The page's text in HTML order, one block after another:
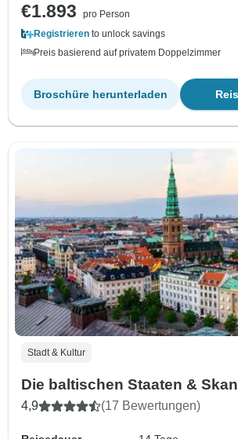
€1.893
pro Person
Registrieren to unlock savings
Preis basierend auf privatem Doppelzimmer
Broschüre herunterladen
Stadt & Kultur
Die baltischen Staaten &
4,9 (17 Bewertungen)